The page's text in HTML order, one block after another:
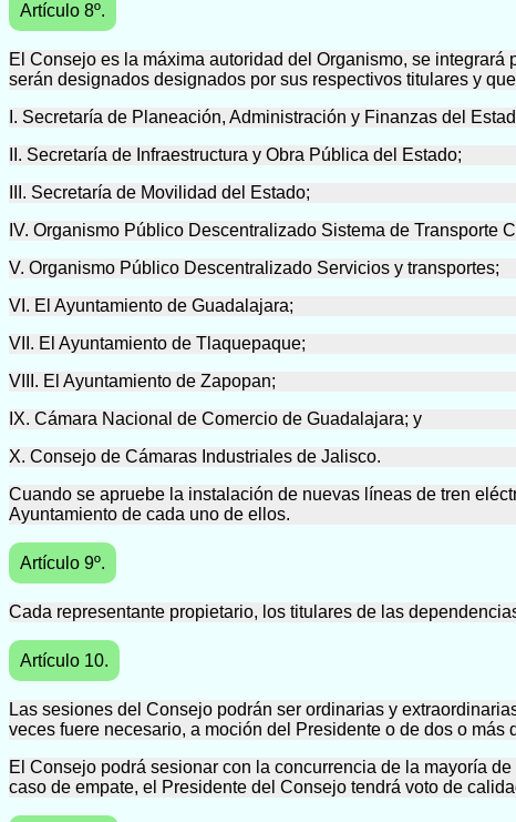
Artículo 8º.
El Consejo es la máxima autoridad del Organismo, se
serán designados designados por sus respectivos titulares y
I. Secretaría de Planeación, Administración y Finanzas del
II. Secretaría de Infraestructura y Obra Pública del Estado;
III. Secretaría de Movilidad del Estado;
IV. Organismo Público Descentralizado Sistema de
V. Organismo Público Descentralizado Servicios y transportes;
VI. El Ayuntamiento de Guadalajara;
VII. El Ayuntamiento de Tlaquepaque;
VIII. El Ayuntamiento de Zapopan;
IX. Cámara Nacional de Comercio de Guadalajara; y
X. Consejo de Cámaras Industriales de Jalisco.
Cuando se apruebe la instalación de nuevas líneas de tren
Ayuntamiento de cada uno de ellos.
Artículo 9º.
Cada representante propietario, los titulares de las
Artículo 10.
Las sesiones del Consejo podrán ser ordinarias y
veces fuere necesario, a moción del Presidente o de dos o más
El Consejo podrá sesionar con la concurrencia de la mayoría
caso de empate, el Presidente del Consejo tendrá voto de